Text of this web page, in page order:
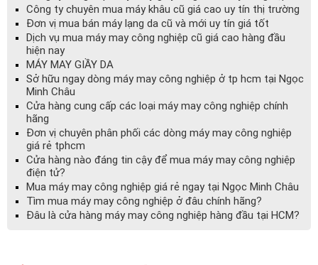
Công ty chuyên mua máy khâu cũ giá cao uy tín thị trường
Đơn vị mua bán máy lạng da cũ và mới uy tín giá tốt
Dịch vụ mua máy may công nghiệp cũ giá cao hàng đầu
hiện nay
MÁY MAY GIẦY DA
Sở hữu ngay dòng máy may công nghiệp ở tp hcm tại Ngọc
Minh Châu
Cửa hàng cung cấp các loại máy may công nghiệp chính
hãng
Đơn vị chuyên phân phối các dòng máy may công nghiệp
giá rẻ tphcm
Cửa hàng nào đáng tin cậy để mua máy may công nghiệp
điện tử?
Mua máy may công nghiệp giá rẻ ngay tại Ngọc Minh Châu
Tìm mua máy may công nghiệp ở đâu chính hãng?
Đâu là cửa hàng máy may công nghiệp hàng đầu tại HCM?